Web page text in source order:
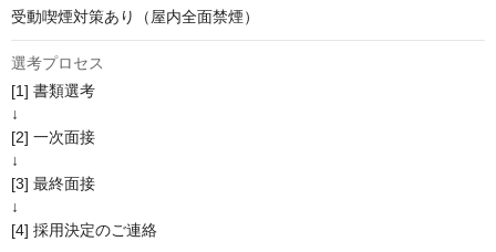
受動喫煙対策あり（屋内全面禁煙）
選考プロセス
[1] 書類選考
↓
[2] 一次面接
↓
[3] 最終面接
↓
[4] 採用決定のご連絡